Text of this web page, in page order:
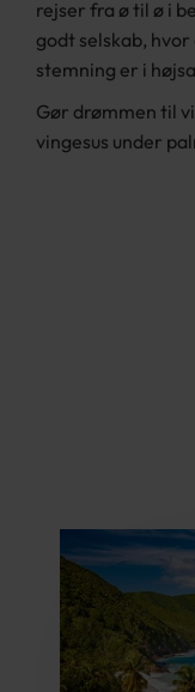
rejser fra ø til ø i
godt selskab,
stemning er i
Gør drømmen til
vingesus under